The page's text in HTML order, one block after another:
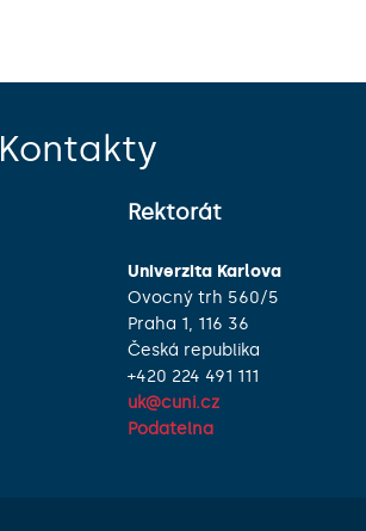
Kontakty
Rektorát
Univerzita Karlova
Ovocný trh 560/5
Praha 1, 116 36
Česká republika
+420 224 491 111
uk@cuni.cz
Podatelna